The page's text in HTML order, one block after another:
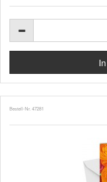
Bestell-Nr. 47281